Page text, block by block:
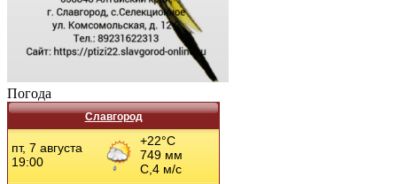
Погода
Славгород